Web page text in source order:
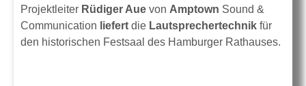
Projektleiter Rüdiger Aue von Amptown Sound &
Communication liefert die Lautsprechertechnik für
den historischen Festsaal des Hamburger Rathauses.